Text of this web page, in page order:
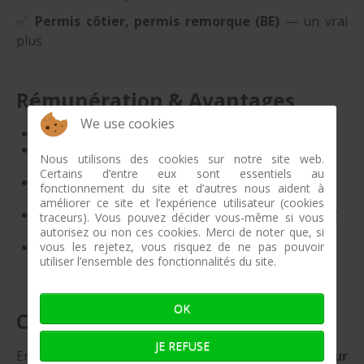
Permis côtier, permis remorque (BE) — un vrai
plus
Rémunération & Avantages
Salaire selon expérience et profil
Formation interne
assurée — montée en
compétences progressive
Cadre de travailexceptionnel en bord de mer, à
Saint-Cast-le-Guildo
Intégration dans une équipe àforte cohésion et
esprit familial
Fierté de travailler sur desbateaux premiumet
de réaliser un travail soigné
Comment postuler ?
Envoyez votreCVaccompagné dequelques mots sur
We use cookies
Nous utilisons des cookies sur notre site web.
Certains d’entre eux sont essentiels au
fonctionnement du site et d’autres nous aident à
améliorer ce site et l’expérience utilisateur (cookies
traceurs). Vous pouvez décider vous-même si vous
autorisez ou non ces cookies. Merci de noter que, si
vous les rejetez, vous risquez de ne pas pouvoir
utiliser l’ensemble des fonctionnalités du site.
OK
JE REFUSE